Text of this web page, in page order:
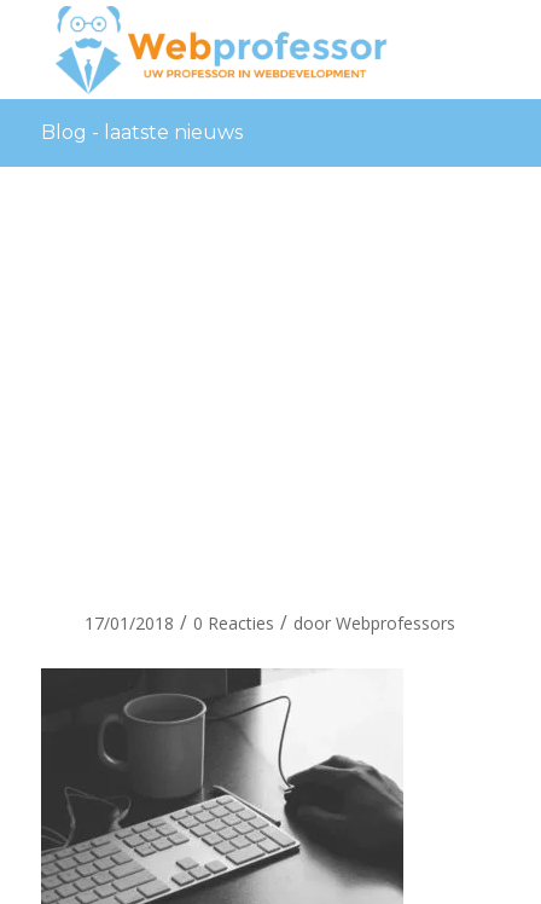
Blog - laatste nieuws
17/01/2018 / 0 Reacties / doorWebprofessors